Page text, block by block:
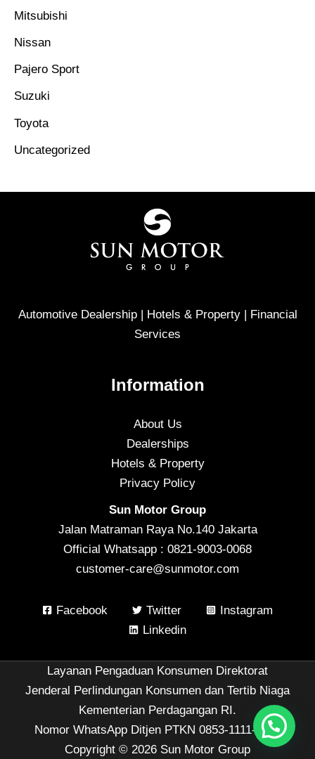
Mitsubishi
Nissan
Pajero Sport
Suzuki
Toyota
Uncategorized
Automotive Dealership | Hotels & Property | Financial
Services
Information
About Us
Dealerships
Hotels & Property
Privacy Policy
Sun Motor Group
Jalan Matraman Raya No.140 Jakarta
Official Whatsapp : 0821-9003-0068
customer-care@sunmotor.com
Facebook Twitter
Instagram
Linkedin
Layanan Pengaduan Konsumen Direktorat
Jenderal Perlindungan Konsumen dan Tertib Niaga
Kementerian Perdagangan RI.
Nomor WhatsApp Ditjen PTKN 0853-1111-1010
Copyright © 2026 Sun Motor Group